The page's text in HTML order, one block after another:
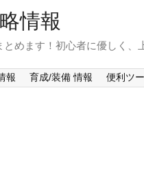
情報
めます！初心者に優しく、
報 育成/装備 情報 便利ツ